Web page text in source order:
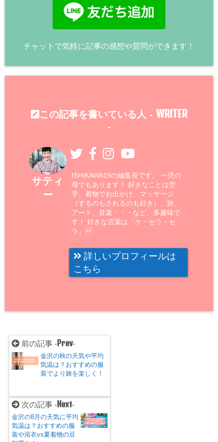
チャットで気軽に記事の感想や質問ができます！
この記事を書いている人 - WRITER
-
サティ
ー
ISHIKAWA19の編集長です。 一児の
母でもあります！ 好きなことは空
手、着物でお出かけ、マッサージ
（するのもされるのも好き）、旅、
アート、音楽・・・など、多趣味で
す！ 好きな言葉は「ケ・セラ・セ
ラ」
詳しいプロフィールは
こちら
前の記事 - Prev-
金沢の秋の天気や平均
気温は？おすすめの服
装でより旅を楽しく！
次の記事 - Next-
金沢の8月の天気に平均
気温は？おすすめの服
装や浴衣vs夏着物の豆